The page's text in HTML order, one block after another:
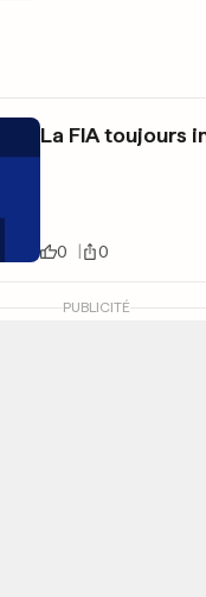
La FIA toujours
0 0
PUBLICITÉ